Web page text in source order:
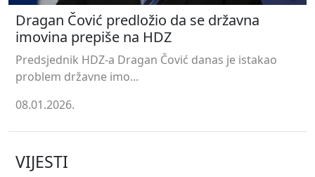
Dragan Čović predložio da se državna
imovina prepiše na HDZ
Predsjednik HDZ-a Dragan Čović danas je istakao
problem državne imo...
08.01.2026.
VIJESTI